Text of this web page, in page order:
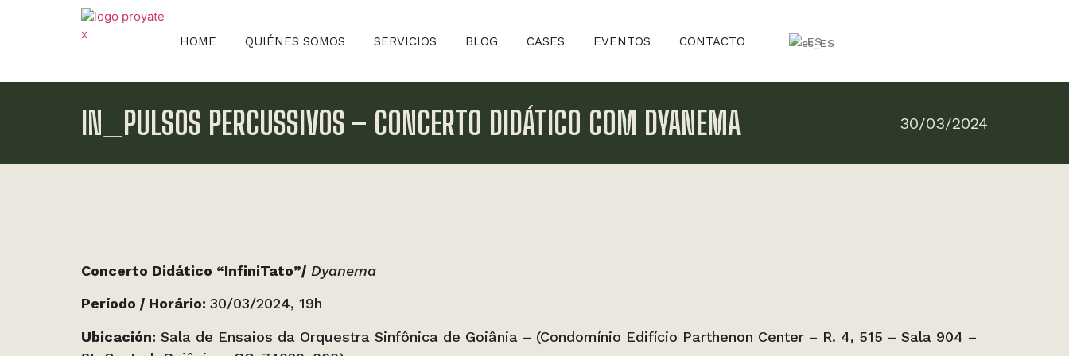
HOME QUIÉNES SOMOS SERVICIOS BLOG CASES EVENTOS CONTACTO ES
IN_PULSOS PERCUSSIVOS – CONCERTO DIDÁTICO COM DYANEMA 30/03/2024
Concerto Didático “InfiniTato”| Dyanema
Período | Horário: 30/03/2024, 19h
Ubicación: Sala de Ensaios da Orquestra Sinfônica de Goiânia – (Condomínio Edifício Parthenon Center – R. 4, 515 – Sala 904 –